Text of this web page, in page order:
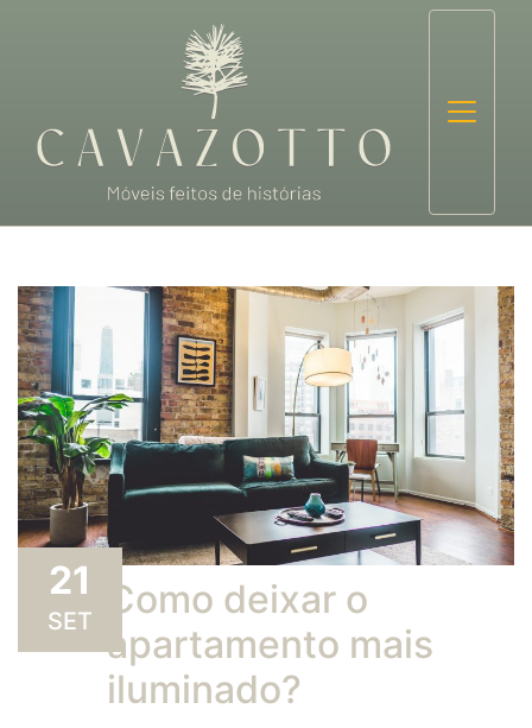
21
SET
​​Como deixar o
apartamento mais
iluminado?